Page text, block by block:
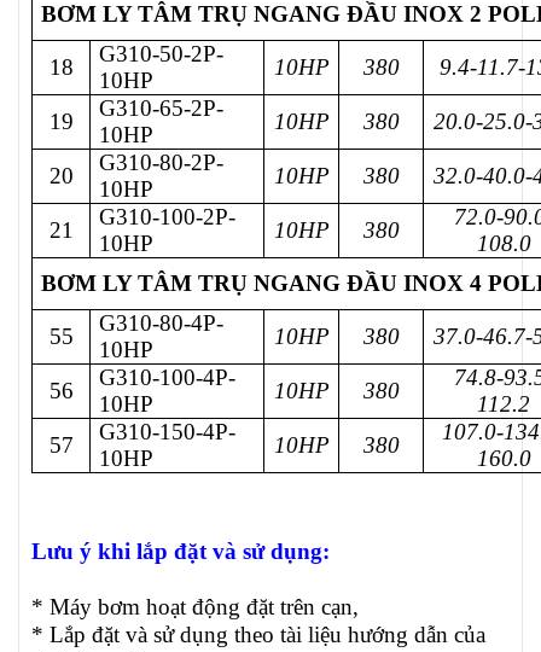
BƠM LY TÂM TRỤ NGANG ĐẦU INOX 2
18
G310-50-2P-
10HP
10HP 380 9.4-11.7-
19
G310-65-2P-
10HP
10HP 380 20.0-25.0-
20
G310-80-2P-
10HP
10HP 380 32.0-40.0-
21
G310-100-2P-
10HP
10HP 380
72.0-
108.0
BƠM LY TÂM TRỤ NGANG ĐẦU INOX 4
55
G310-80-4P-
10HP
10HP 380 37.0-46.7-
56
G310-100-4P-
10HP
10HP 380
74.8-
112.2
57
G310-150-4P-
10HP
10HP 380
107.0-
160.0
Lưu ý khi lắp đặt và sử dụng:
* Máy bơm hoạt động đặt trên cạn,
* Lắp đặt và sử dụng theo tài liệu hướng dẫn của